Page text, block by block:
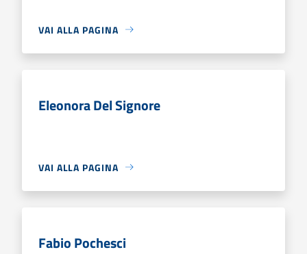
VAI ALLA PAGINA
Eleonora Del Signore
VAI ALLA PAGINA
Fabio Pochesci